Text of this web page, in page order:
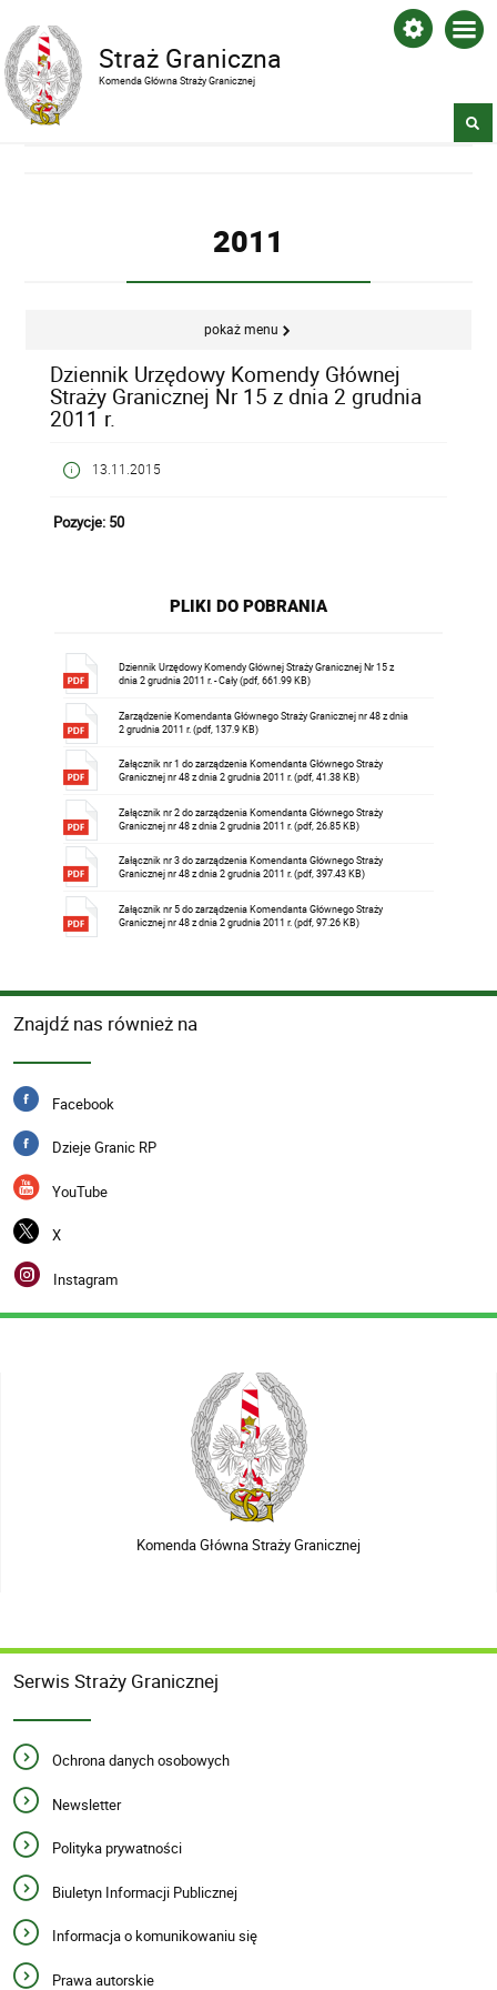
Straż Graniczna
Komenda Główna Straży Granicznej
2011
pokaż menu
Dziennik Urzędowy Komendy Głównej
Straży Granicznej Nr 15 z dnia 2 grudnia
2011 r.
13.11.2015
Pozycje: 50
PLIKI DO POBRANIA
Dziennik Urzędowy Komendy Głównej Straży Granicznej Nr 15 z
dnia 2 grudnia 2011 r. - Cały (pdf, 661.99 KB)
Zarządzenie Komendanta Głównego Straży Granicznej nr 48 z dnia
2 grudnia 2011 r. (pdf, 137.9 KB)
Załącznik nr 1 do zarządzenia Komendanta Głównego Straży
Granicznej nr 48 z dnia 2 grudnia 2011 r. (pdf, 41.38 KB)
Załącznik nr 2 do zarządzenia Komendanta Głównego Straży
Granicznej nr 48 z dnia 2 grudnia 2011 r. (pdf, 26.85 KB)
Załącznik nr 3 do zarządzenia Komendanta Głównego Straży
Granicznej nr 48 z dnia 2 grudnia 2011 r. (pdf, 397.43 KB)
Załącznik nr 5 do zarządzenia Komendanta Głównego Straży
Granicznej nr 48 z dnia 2 grudnia 2011 r. (pdf, 97.26 KB)
Znajdź nas również na
Facebook
Dzieje Granic RP
YouTube
X
Instagram
Komenda Główna Straży Granicznej
Serwis Straży Granicznej
Ochrona danych osobowych
Newsletter
Polityka prywatności
Biuletyn Informacji Publicznej
Informacja o komunikowaniu się
Prawa autorskie